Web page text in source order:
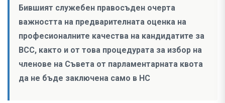
Бившият служебен правосъден очерта
важността на предварителната оценка на
професионалните качества на кандидатите за
ВСС, както и от това процедурата за избор на
членове на Съвета от парламентарната квота
да не бъде заключена само в НС